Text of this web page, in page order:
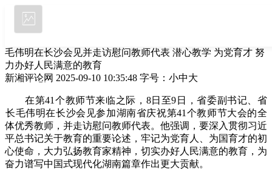
立即下载
毛伟明在长沙会见并走访慰问教师代表 潜心教学 为党育才 努
力办好人民满意的教育
新湘评论网 2025-09-10 10:35:48 字号： 小中大
在第41个教师节来临之际，8日至9日，省委副书记、省
长毛伟明在长沙会见参加湖南省庆祝第41个教师节大会的全
体优秀教师，并走访慰问教师代表。他强调，要深入贯彻习近
平总书记关于教育的重要论述，牢记为党育人、为国育才的初
心使命，大力弘扬教育家精神，切实办好人民满意的教育，为
奋力谱写中国式现代化湖南篇章作出更大贡献。